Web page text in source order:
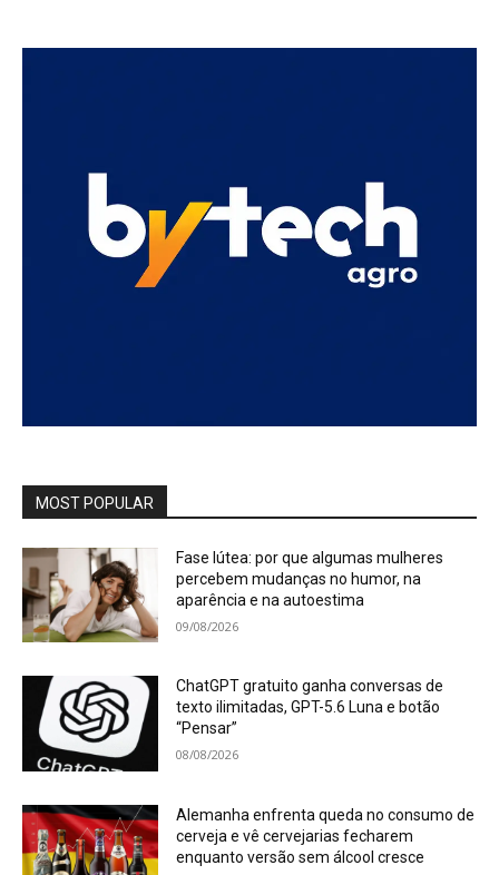
MOST POPULAR
Fase lútea: por que algumas mulheres
percebem mudanças no humor, na
aparência e na autoestima
09/08/2026
ChatGPT gratuito ganha conversas de
texto ilimitadas, GPT-5.6 Luna e botão
“Pensar”
08/08/2026
Alemanha enfrenta queda no consumo de
cerveja e vê cervejarias fecharem
enquanto versão sem álcool cresce